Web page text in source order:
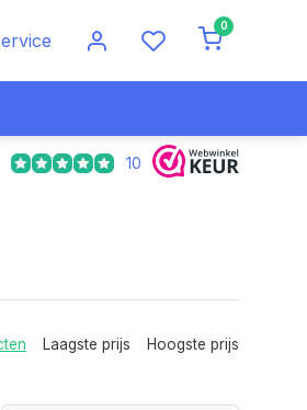
0
Voor 17.00 uur besteld,
10
Laagste prijs Hoogste prijs